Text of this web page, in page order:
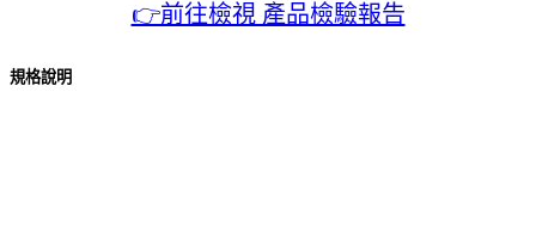
👉前往檢視 產品檢驗報告
規格說明